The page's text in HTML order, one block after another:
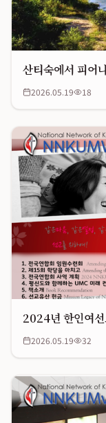
산티숙에서 피어
2026.05.19 18
2024년 한인여
2026.05.19 32